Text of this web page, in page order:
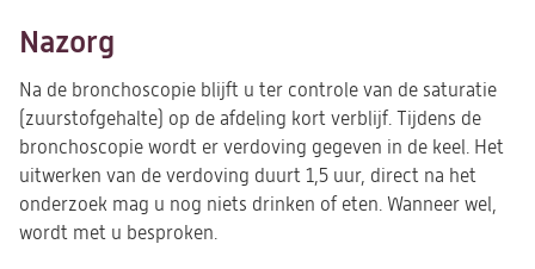
Nazorg
Na de bronchoscopie blijft u ter controle van de saturatie
(zuurstofgehalte) op de afdeling kort verblijf. Tijdens de
bronchoscopie wordt er verdoving gegeven in de keel. Het
uitwerken van de verdoving duurt 1,5 uur, direct na het
onderzoek mag u nog niets drinken of eten. Wanneer wel,
wordt met u besproken.